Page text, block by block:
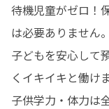
待機児童がゼロ！
は必要ありません。
子どもを安心して
くイキイキと働け
子供学力・体力は